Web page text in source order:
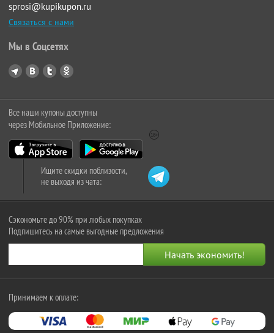
sprosi@kupikupon.ru
Связаться с нами
Мы в Соцсетях
Все наши купоны доступны
через Мобильное Приложение:
Ищите скидки поблизости,
не выходя из чата:
Сэкономьте до 90% при любых покупках
Подпишитесь на самые выгодные предложения
Принимаем к оплате: